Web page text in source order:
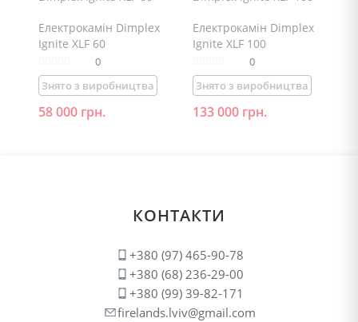
Електрокамін Dimplex
Ignite XLF 60
0
Знято з виробництва
58 000 грн.
Електрокамін Dimplex
Ignite XLF 100
0
Знято з виробництва
133 000 грн.
КОНТАКТИ
+380 (97) 465-90-78
+380 (68) 236-29-00
+380 (99) 39-82-171
firelands.lviv@gmail.com